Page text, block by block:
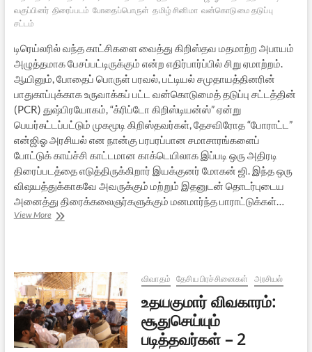
வகுப்பினர் திரைப்படம் போதைப்பொருள் தமிழ் சினிமா வன்கொடுமை தடுப்பு
சட்டம்
டிரெய்லரில் வந்த காட்சிகளை வைத்து கிறிஸ்தவ மதமாற்ற அபாயம்
அழுத்தமாக பேசப்பட்டிருக்கும் என்ற எதிர்பார்ப்பில் சிறு ஏமாற்றம்.
ஆயினும், போதைப் பொருள் பரவல், பட்டியல் சமுதாயத்தினரின்
பாதுகாப்புக்காக உருவாக்கப் பட்ட வன்கொடுமைத் தடுப்பு சட்டத்தின்
(PCR) துஷ்பிரயோகம், “க்ரிப்டோ கிறிஸ்டியன்ஸ்” ஏன்று
பெயர்சுட்டப்பட்டும் முகமூடி கிறிஸ்தவர்கள், தேசவிரோத “போராட்ட”
என்ஜிஓ அரசியல் என நான்கு பரபரப்பான சமாசாரங்களைப்
போட்டுக் காய்ச்சி காட்டமான காக்டெயிலாக இப்படி ஒரு அதிரடி
திரைப்படத்தை எடுத்திருக்கிறார் இயக்குனர் மோகன் ஜி. இந்த ஒரு
விஷயத்துக்காகவே அவருக்கும் மற்றும் இதனுடன் தொடர்புடைய
அனைத்து திரைக்கலைஞர்களுக்கும் மனமார்ந்த பாராட்டுக்கள்…
View Moreருத்ர
விவாதம் தேசிய பிரச்சினைகள் அரசியல்
உதயகுமார் விவகாரம்:
சூதுசெய்யும்
படித்தவர்கள் – 2